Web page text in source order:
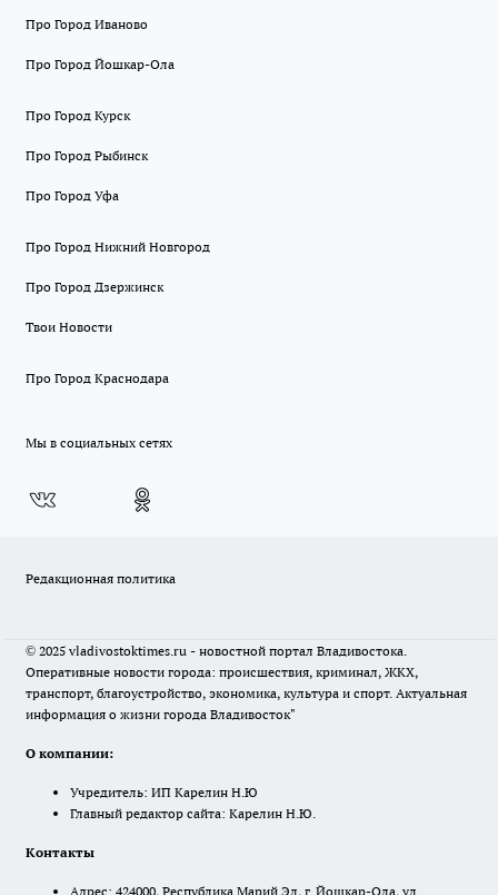
Про Город Иваново
Про Город Йошкар-Ола
Про Город Курск
Про Город Рыбинск
Про Город Уфа
Про Город Нижний Новгород
Про Город Дзержинск
Твои Новости
Про Город Краснодара
Мы в социальных сетях
Редакционная политика
© 2025 vladivostoktimes.ru - новостной портал Владивостока.
Оперативные новости города: происшествия, криминал, ЖКХ,
транспорт, благоустройство, экономика, культура и спорт. Актуальная
информация о жизни города Владивосток"
О компании:
Учредитель: ИП Карелин Н.Ю
Главный редактор сайта: Карелин Н.Ю.
Контакты
Адрес: 424000, Республика Марий Эл, г. Йошкар-Ола, ул.